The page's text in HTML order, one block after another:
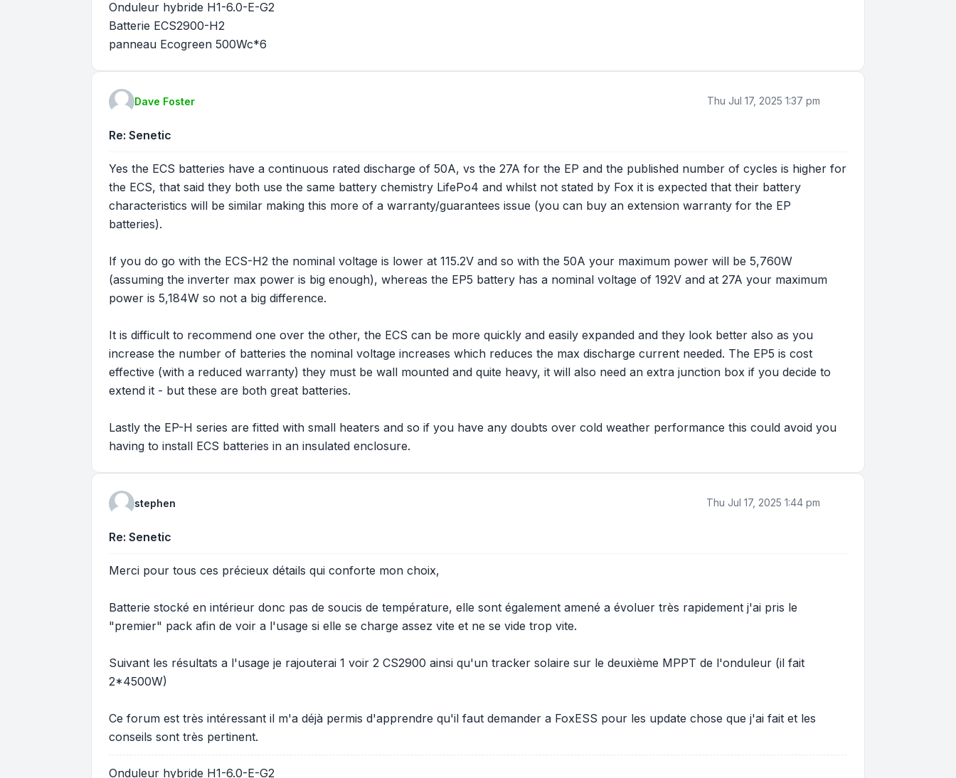
Onduleur hybride H1-6.0-E-G2
Batterie ECS2900-H2
panneau Ecogreen 500Wc*6
Dave Foster Thu Jul 17, 2025 1:37 pm
Re: Senetic
Yes the ECS batteries have a continuous rated discharge of 50A, vs the 27A for the EP and the published number of cycles is higher for
the ECS, that said they both use the same battery chemistry LifePo4 and whilst not stated by Fox it is expected that their battery
characteristics will be similar making this more of a warranty/guarantees issue (you can buy an extension warranty for the EP
batteries).
If you do go with the ECS-H2 the nominal voltage is lower at 115.2V and so with the 50A your maximum power will be 5,760W
(assuming the inverter max power is big enough), whereas the EP5 battery has a nominal voltage of 192V and at 27A your maximum
power is 5,184W so not a big difference.
It is difficult to recommend one over the other, the ECS can be more quickly and easily expanded and they look better also as you
increase the number of batteries the nominal voltage increases which reduces the max discharge current needed. The EP5 is cost
effective (with a reduced warranty) they must be wall mounted and quite heavy, it will also need an extra junction box if you decide to
extend it - but these are both great batteries.
Lastly the EP-H series are fitted with small heaters and so if you have any doubts over cold weather performance this could avoid you
having to install ECS batteries in an insulated enclosure.
stephen Thu Jul 17, 2025 1:44 pm
Re: Senetic
Merci pour tous ces précieux détails qui conforte mon choix,
Batterie stocké en intérieur donc pas de soucis de température, elle sont également amené a évoluer très rapidement j'ai pris le
"premier" pack afin de voir a l'usage si elle se charge assez vite et ne se vide trop vite.
Suivant les résultats a l'usage je rajouterai 1 voir 2 CS2900 ainsi qu'un tracker solaire sur le deuxième MPPT de l'onduleur (il fait
2*4500W)
Ce forum est très intéressant il m'a déjà permis d'apprendre qu'il faut demander a FoxESS pour les update chose que j'ai fait et les
conseils sont très pertinent.
Onduleur hybride H1-6.0-E-G2